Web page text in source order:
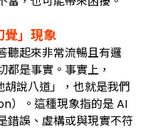
覺」現象
聽起來非常流暢且有邏
是事實。事實上，
說八道」，也就是我們
）。這種現象指的是 AI
錯誤、虛構或與現實不符